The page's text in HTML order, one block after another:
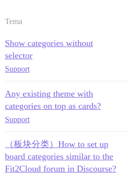
Tema
Show categories without
selector
Support
Any existing theme with
categories on top as cards?
Support
（板块分类）How to set up
board categories similar to the
Fit2Cloud forum in Discourse?